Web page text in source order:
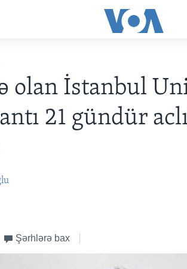
olan İstanbul
21 gündür
Şərhlərə bax